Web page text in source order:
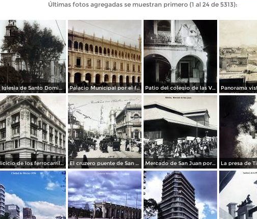
Últimas fotos agregadas se muestran primero (1 al 24 de 5313):
La Iglesia de Santo Domingo. Palacio Municipal por el fotografo Hugo Brehme.. Patio del colegio de las Vizcainas por el fotografo Hugo Brehme.
Edicicio de los ferrocarriles. El cruzero puente de San Francisco y Guardiola por el fotografo Felix Miret. Mercado de San Juan por el fotografo Felix Miret